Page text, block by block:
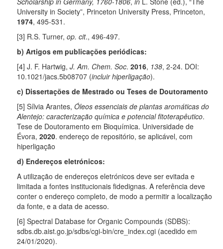
University in Society”, Princeton University Press, Princeton,
1974, 495-531.
[3] R.S. Turner, op. cit., 496-497.
b) Artigos em publicações periódicas:
[4] J. F. Hartwig, J. Am. Chem. Soc. 2016, 138, 2-24. DOI:
10.1021/jacs.5b08707 (incluir hiperligação).
c) Dissertações de Mestrado ou Teses de Doutoramento
[5] Sílvia Arantes, Óleos essenciais de plantas aromáticas do
Alentejo: caracterização química e potencial fitoterapêutico.
Tese de Doutoramento em Bioquímica. Universidade de
Évora, 2020. endereço de repositório, se aplicável, com
hiperligação
d) Endereços eletrónicos:
A utilização de endereços eletrónicos deve ser evitada e
limitada a fontes institucionais fidedignas. A referência deve
conter o endereço completo, de modo a permitir a localização
da fonte, e a data de acesso.
[6] Spectral Database for Organic Compounds (SDBS):
sdbs.db.aist.go.jp/sdbs/cgi-bin/cre_index.cgi (acedido em
24/01/2020).